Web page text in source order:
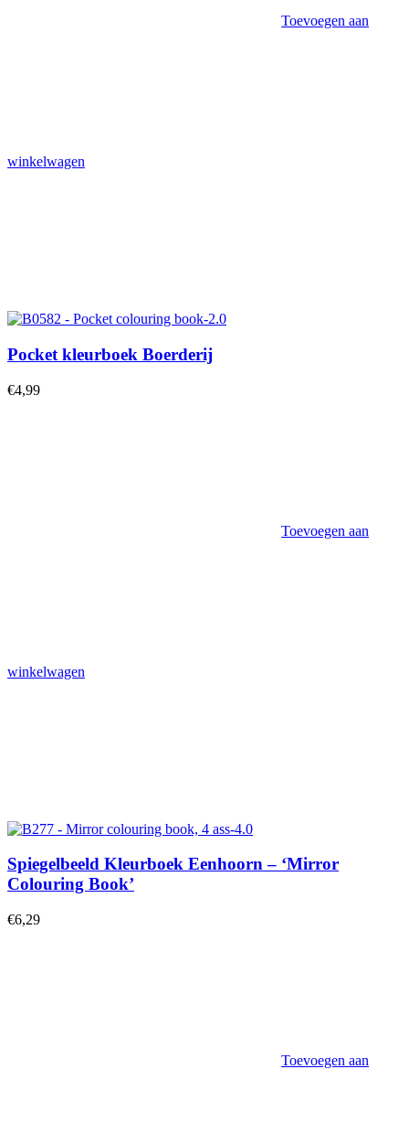
Toevoegen aan
winkelwagen
Pocket kleurboek Boerderij
€4,99
Toevoegen aan
winkelwagen
Spiegelbeeld Kleurboek Eenhoorn – ‘Mirror
Colouring Book’
€6,29
Toevoegen aan